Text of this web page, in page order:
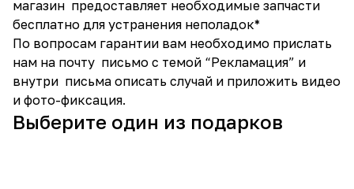
магазин предоставляет необходимые запчасти
бесплатно для устранения неполадок*
По вопросам гарантии вам необходимо прислать
нам на почту письмо с темой “Рекламация” и
внутри письма описать случай и приложить видео
и фото-фиксация.
Выберите один из подарков